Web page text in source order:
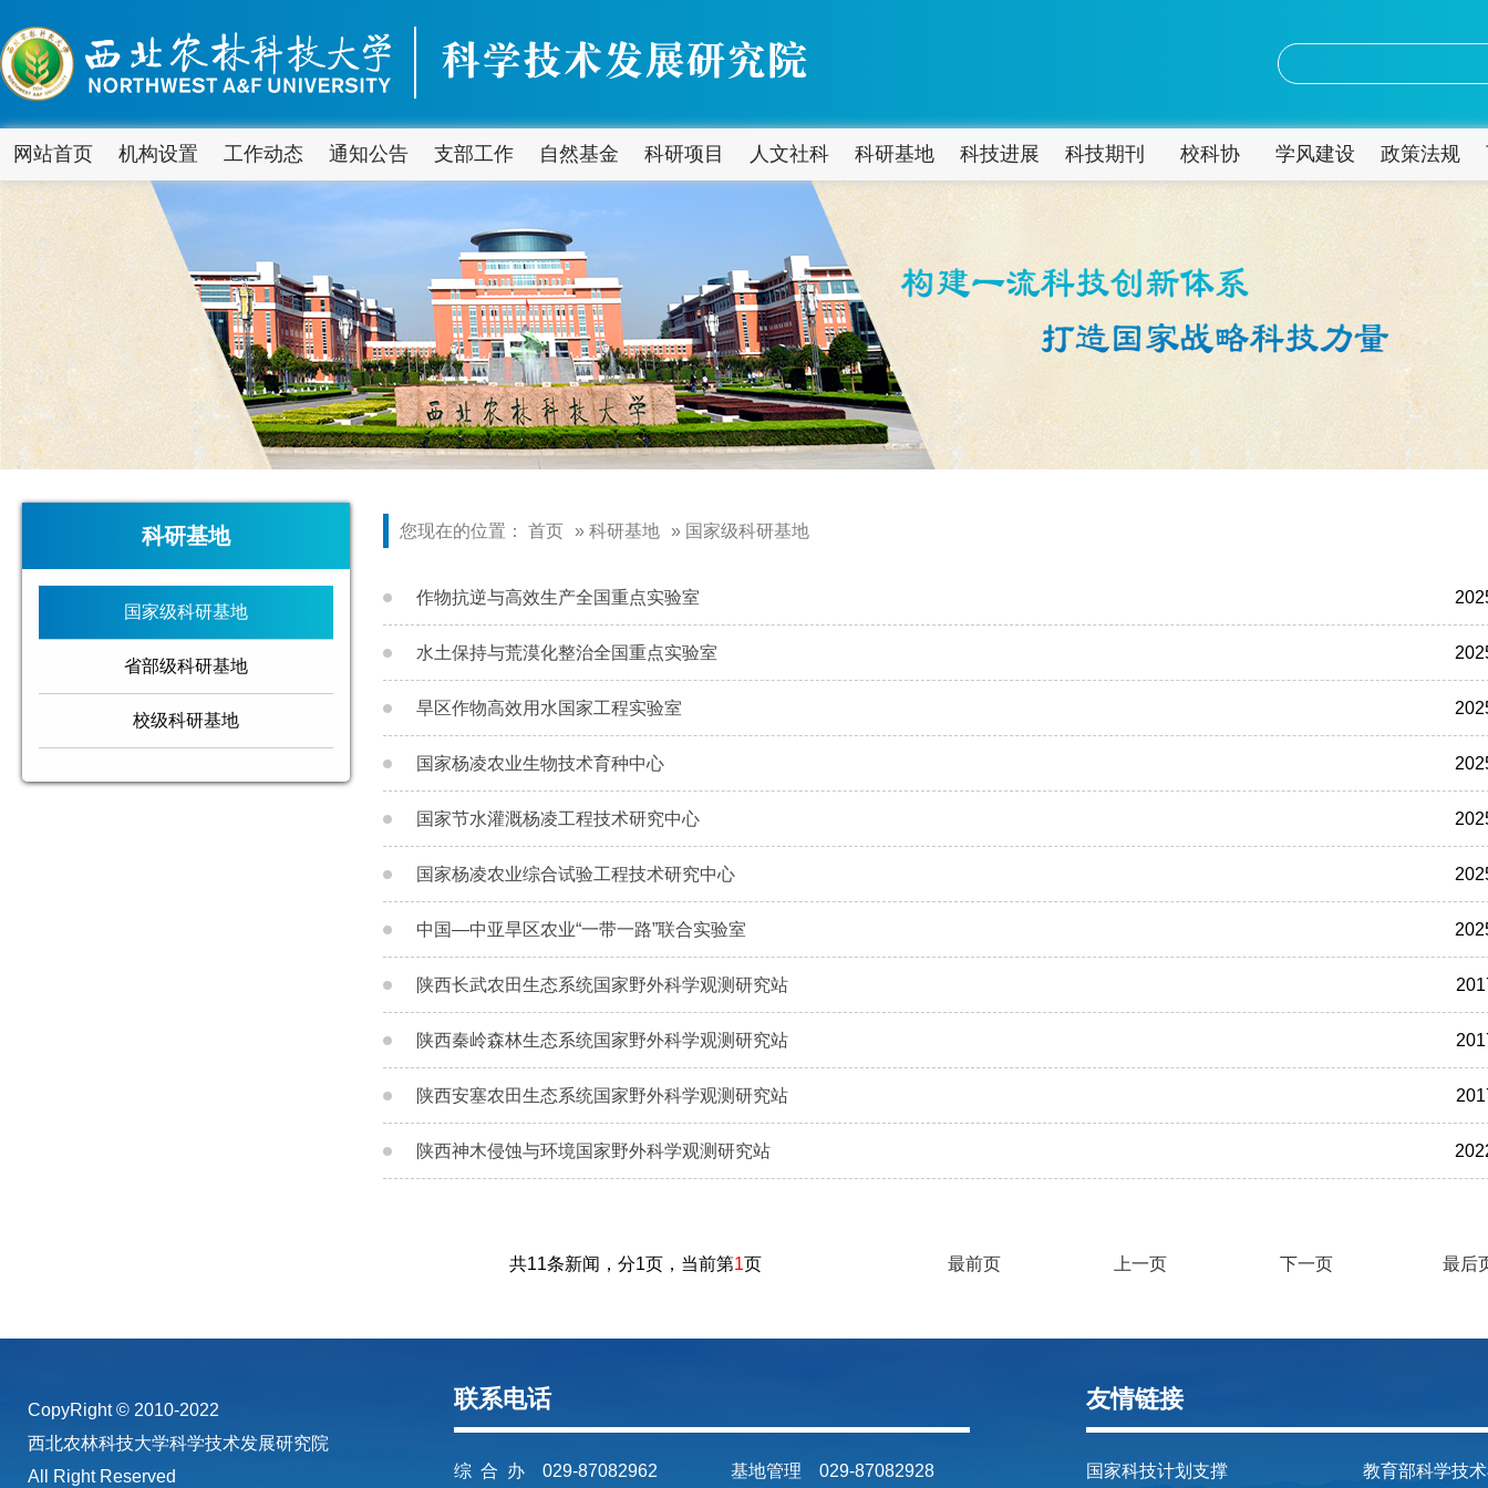
网站首页 机构设置 工作动态 通知公告 支部工作 自然基金 科研项目 人文社科 科研基地 科技进展 科技期刊 校科协 学风建设 政策法规
科研基地
国家级科研基地
省部级科研基地
校级科研基地
您现在的位置： 首页 » 科研基地 » 国家级科研基地
作物抗逆与高效生产全国重点实验室
水土保持与荒漠化整治全国重点实验室
旱区作物高效用水国家工程实验室
国家杨凌农业生物技术育种中心
国家节水灌溉杨凌工程技术研究中心
国家杨凌农业综合试验工程技术研究中心
中国—中亚旱区农业“一带一路”联合实验室
陕西长武农田生态系统国家野外科学观测研究站
陕西秦岭森林生态系统国家野外科学观测研究站
陕西安塞农田生态系统国家野外科学观测研究站
陕西神木侵蚀与环境国家野外科学观测研究站
共11条新闻，分1页，当前第1页 最前页 上一页 下一页 最后
CopyRight © 2010-2022
西北农林科技大学科学技术发展研究院
All Right Reserved
联系电话
综 合 办 029-87082962 基地管理 029-87082928
友情链接
国家科技计划支撑 教育部科学技